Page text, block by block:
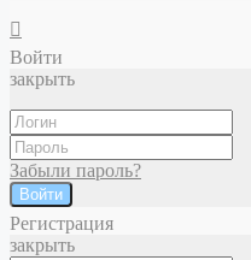
Войти
закрыть
Забыли пароль?
Войти
Регистрация
закрыть